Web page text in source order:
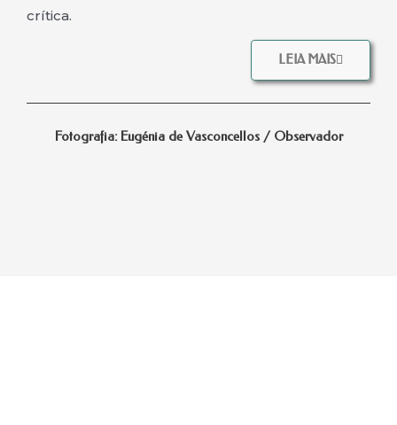
crítica.
LEIA MAIS
Fotografia: Eugénia de Vasconcellos / Observador